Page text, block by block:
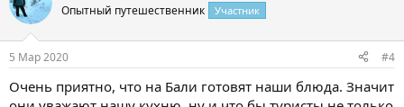
Опытный путешественник Участник
5 Мар 2020 #4
Очень приятно, что на Бали готовят наши блюда. Значит